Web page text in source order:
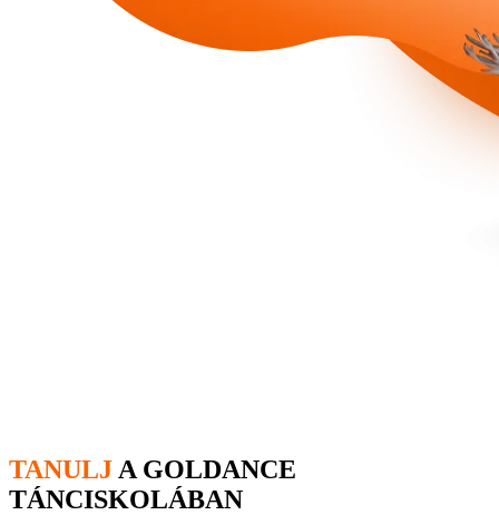
TANULJ A GOLDANCE
TÁNCISKOLÁBAN